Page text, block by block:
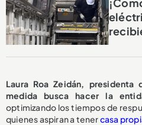
Laura Roa Zeidán, presidenta
medida busca hacer la
optimizando los tiempos de
quienes aspiran a tenercasa